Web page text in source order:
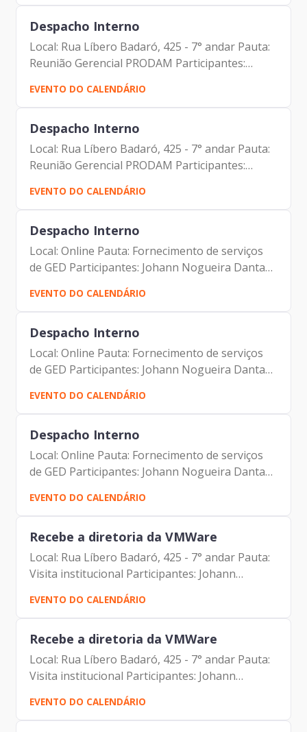
Vinicius Lobato Couto...
Despacho Interno
Local: Rua Líbero Badaró, 425 - 7° andar Pauta:
Reunião Gerencial PRODAM Participantes:
Johann Nogueira Dantas Fernando Gonçalves
Sandra M.T.M. Barreto Lucas Campagna Filho
Vinicius Lobato Couto...
EVENTO DO CALENDÁRIO
Despacho Interno
Local: Rua Líbero Badaró, 425 - 7° andar Pauta:
Reunião Gerencial PRODAM Participantes:
Johann Nogueira Dantas Fernando Gonçalves
Sandra M.T.M. Barreto Lucas Campagna Filho
Vinicius Lobato Couto...
EVENTO DO CALENDÁRIO
Despacho Interno
Local: Online Pauta: Fornecimento de serviços
de GED Participantes: Johann Nogueira Dantas
(Prodam) Yeso Amalfi Junior Cristiane
Domingues da Silva
EVENTO DO CALENDÁRIO
Despacho Interno
Local: Online Pauta: Fornecimento de serviços
de GED Participantes: Johann Nogueira Dantas
(Prodam) Yeso Amalfi Junior Cristiane
Domingues da Silva
EVENTO DO CALENDÁRIO
Despacho Interno
Local: Online Pauta: Fornecimento de serviços
de GED Participantes: Johann Nogueira Dantas
(Prodam) Yeso Amalfi Junior Cristiane
Domingues da Silva
EVENTO DO CALENDÁRIO
Recebe a diretoria da VMWare
Local: Rua Líbero Badaró, 425 - 7° andar Pauta:
Visita institucional Participantes: Johann
Nogueira Dantas (Prodam) Dennis Pinho
(VMWAre) Marcelo Gloria (VMWAre)
EVENTO DO CALENDÁRIO
Recebe a diretoria da VMWare
Local: Rua Líbero Badaró, 425 - 7° andar Pauta:
Visita institucional Participantes: Johann
Nogueira Dantas (Prodam) Dennis Pinho
(VMWAre) Marcelo Gloria (VMWAre)
EVENTO DO CALENDÁRIO